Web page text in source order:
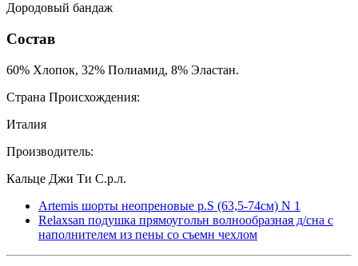
Дородовый бандаж
Состав
60% Хлопок, 32% Полиамид, 8% Эластан.
Страна Происхождения:
Италия
Производитель:
Кальце Джи Ти С.р.л.
Artemis шорты неопреновые р.S (63,5-74см) N 1
Relaxsan подушка прямоугольн волнообразная д/сна с
наполнителем из пены со съемн чехлом